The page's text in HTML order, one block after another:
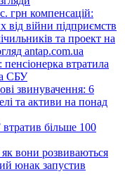
грн компенсацій:
від війни підприємств
та проект на
antap.com.ua
втратила
СБУ
звинувачення: 6
та активи на понад
більше 100
як вони розвиваються
юнак запустив